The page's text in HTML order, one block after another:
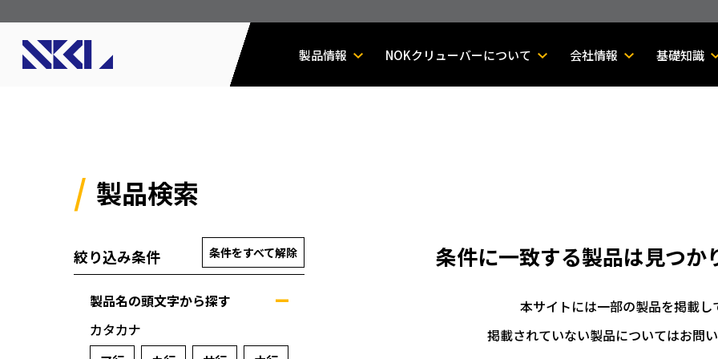
製品情報 NOKクリューバーについて 会社情報 基礎知識
製品検索
絞り込み条件 条件をすべて解除
製品名の頭文字から探す
カタカナ
条件に一致する製品は見つか
本サイトには一部の製品を掲載し
掲載されていない製品についてはお問